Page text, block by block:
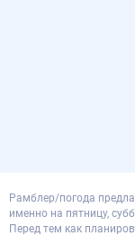
Рамблер/погода
именно на пятницу,
Перед тем как